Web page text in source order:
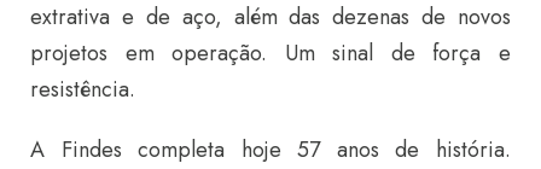
extrativa e de aço, além das dezenas de novos
projetos em operação. Um sinal de força e
resistência.
A Findes completa hoje 57 anos de história.